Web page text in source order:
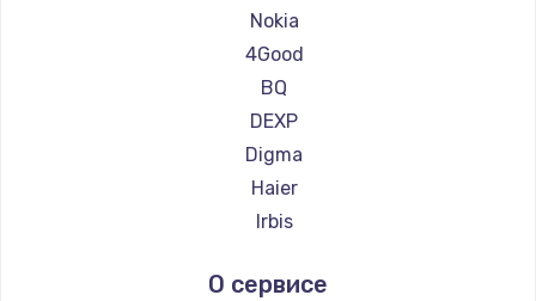
Ремонт планшетов Navitel
Ремонт планшетов Teclast
Ремонт планшетов CHUWI
Nokia
4Good
BQ
DEXP
Digma
Haier
Irbis
Microsoft
О сервисе